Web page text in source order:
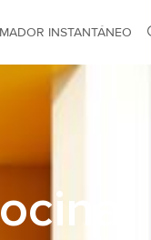
INSTANTÁNEO